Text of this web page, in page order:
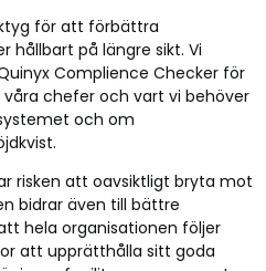
för att förbättra
hållbart på längre sikt. Vi
Complience Checker för
chefer och vart vi behöver
och om
risken att oavsiktligt bryta mot
bidrar även till bättre
hela organisationen följer
att upprätthålla sitt goda